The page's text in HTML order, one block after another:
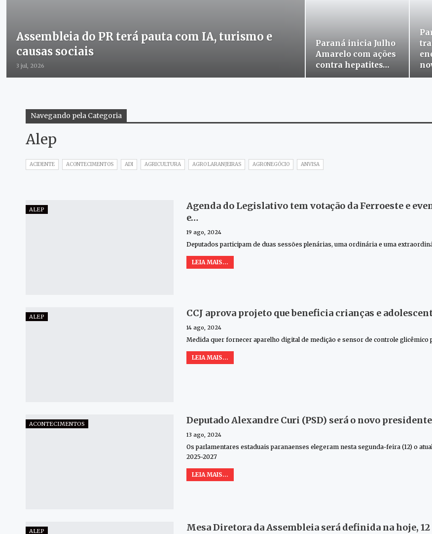
Assembleia do PR terá pauta com IA, turismo e
causas sociais
3 jul, 2026
Paraná inicia Julho
Amarelo com ações
contra hepatites…
Navegando pela Categoria
Alep
ACIDENTE ACONTECIMENTOS ADI AGRICULTURA AGRO LARANJEIRAS AGRONEGÓCIO ANVISA
ALEP
Agenda do Legislativo tem votação da Ferroeste e
e…
19 ago, 2024
Deputados participam de duas sessões plenárias, uma ordinária e uma
LEIA MAIS...
ALEP CCJ aprova projeto que beneficia crianças e
14 ago, 2024
Medida quer fornecer aparelho digital de medição e sensor de controle glicêmico
LEIA MAIS...
ACONTECIMENTOS Deputado Alexandre Curi (PSD) será o novo
13 ago, 2024
Os parlamentares estaduais paranaenses elegeram nesta segunda-feira (12) o
2025-2027
LEIA MAIS...
ALEP Mesa Diretora da Assembleia será definida na hoje, 12